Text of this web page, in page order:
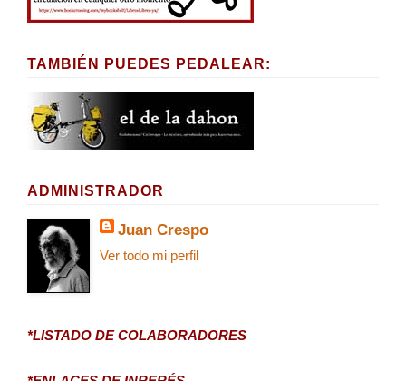
TAMBIÉN PUEDES PEDALEAR:
ADMINISTRADOR
Juan Crespo
Ver todo mi perfil
*LISTADO DE COLABORADORES